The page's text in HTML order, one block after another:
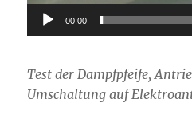
00:00
Test der Dampfpfeife,
Umschaltung auf